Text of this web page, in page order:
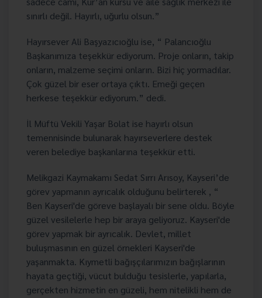
sınırlı değil. Hayırlı, uğurlu olsun.”
Hayırsever Ali Başyazıcıoğlu ise, “ Palancıoğlu
Başkanımıza teşekkür ediyorum. Proje onların, takip
onların, malzeme seçimi onların. Bizi hiç yormadılar.
Çok güzel bir eser ortaya çıktı. Emeği geçen
herkese teşekkür ediyorum.” dedi.
İl Müftü Vekili Yaşar Bolat ise hayırlı olsun
temennisinde bulunarak hayırseverlere destek
veren belediye başkanlarına teşekkür etti.
Melikgazi Kaymakamı Sedat Sırrı Arısoy, Kayseri’de
görev yapmanın ayrıcalık olduğunu belirterek , “
Ben Kayseri'de göreve başlayalı bir sene oldu. Böyle
güzel vesilelerle hep bir araya geliyoruz. Kayseri'de
görev yapmak bir ayrıcalık. Devlet, millet
buluşmasının en güzel örnekleri Kayseri'de
yaşanmakta. Kıymetli bağışçılarımızın bağışlarının
hayata geçtiği, vücut bulduğu tesislerle, yapılarla,
gerçekten hizmetin en güzeli, hem nitelikli hem de